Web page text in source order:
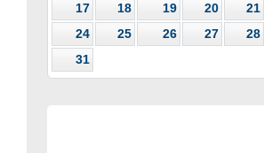
17
18 19 20 21
24
25 26 27 28
31